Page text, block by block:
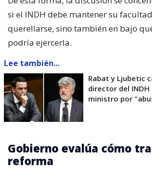
si el INDH debe mantener su
querellarse, sino también en bajo
podría ejercerla.
Lee también...
Rabat y Ljubetic
director del
ministro por
Gobierno evalúa cómo
reforma